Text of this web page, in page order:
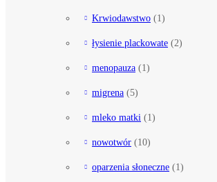
Krwiodawstwo (1)
łysienie plackowate (2)
menopauza (1)
migrena (5)
mleko matki (1)
nowotwór (10)
oparzenia słoneczne (1)